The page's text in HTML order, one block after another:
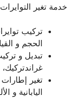
خدمة تغير
تركيب
الحجم و
تبديل و
تغير
اليابانية و